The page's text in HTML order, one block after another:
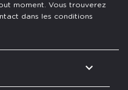
moment. Vous trouverez
dans les conditions
